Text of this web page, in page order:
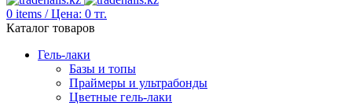
0 items / Цена: 0 тг.
Каталог товаров
Гель-лаки
Базы и топы
Праймеры и ультрабонды
Цветные гель-лаки